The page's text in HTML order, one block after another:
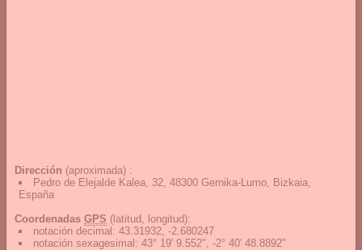
Dirección (aproximada) :
Pedro de Elejalde Kalea, 32, 48300 Gernika-Lumo, Bizkaia,
España
Coordenadas GPS (latitud, longitud):
notación decimal : 43.31932, -2.680247
notación sexagesimal : 43° 19' 9.552", -2° 40' 48.8892"